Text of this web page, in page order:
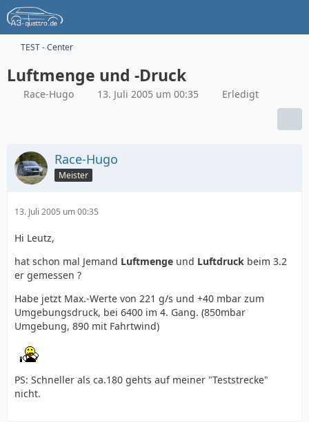
TEST - Center
Luftmenge und -Druck
Race-Hugo 13. Juli 2005 um 00:35 Erledigt
Race-Hugo
Meister
13. Juli 2005 um 00:35
Hi Leutz,
hat schon mal Jemand Luftmenge und Luftdruck beim 3.2
er gemessen ?
Habe jetzt Max.-Werte von 221 g/s und +40 mbar zum
Umgebungsdruck, bei 6400 im 4. Gang. (850mbar
Umgebung, 890 mit Fahrtwind)
PS: Schneller als ca.180 gehts auf meiner "Teststrecke"
nicht.